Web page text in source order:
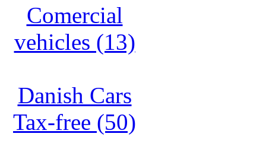
Comercial
vehicles (13)
Danish Cars
Tax-free (50)